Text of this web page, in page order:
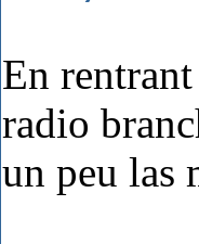
En
radio
un peu las